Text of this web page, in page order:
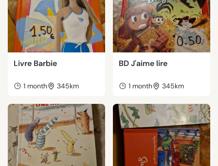
Livre Barbie
1 month 345km
BD J'aime lire
1 month 345km